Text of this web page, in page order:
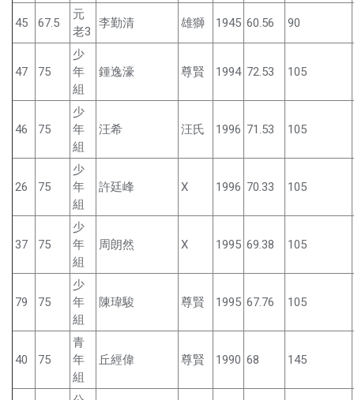
45 67.5
元
老3
李勤清 雄獅 1945 60.56 90
47 75
少
年
組
鍾逸濠 尊賢 1994 72.53 105
46 75
少
年
組
汪希 汪氏 1996 71.53 105
26 75
少
年
組
許廷峰 X 1996 70.33 105
37 75
少
年
組
周朗然 X 1995 69.38 105
79 75
少
年
組
陳瑋駿 尊賢 1995 67.76 105
40 75
青
年
組
丘經偉 尊賢 1990 68 145